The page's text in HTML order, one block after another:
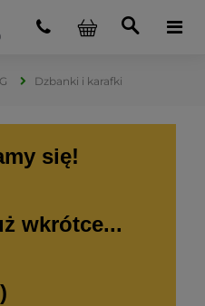
Dzbanki i karafki
się!
wkrótce...